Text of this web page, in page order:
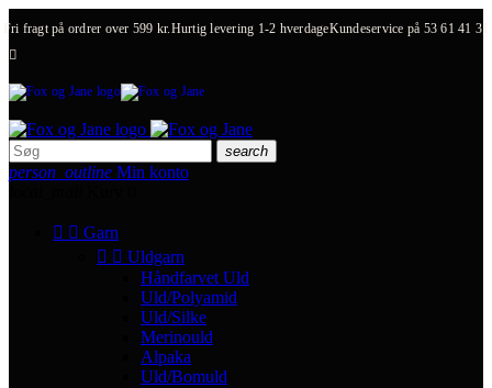
Fri fragt på ordrer over 599 kr. Hurtig levering 1-2 hverdageKundeservice på 53 61 41 31

search
person_outline Min konto
  Garn
  Uldgarn
Håndfarvet Uld
Uld/Polyamid
Uld/Silke
Merinould
Alpaka
Uld/Bomuld